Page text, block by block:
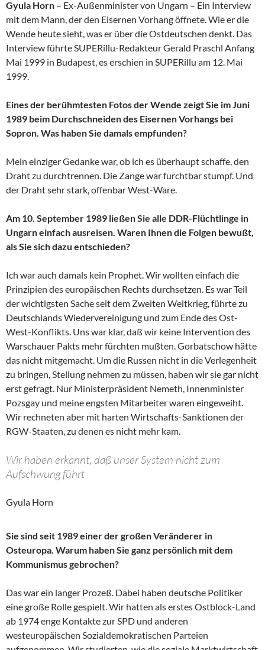
Gyula Horn – Ex-Außenminister von Ungarn – Ein Interview
mit dem Mann, der den Eisernen Vorhang öffnete. Wie er die
Wende heute sieht, was er über die Ostdeutschen denkt. Das
Interview führte SUPERillu-Redakteur Gerald Praschl Anfang
Mai 1999 in Budapest, es erschien in SUPERillu am 12. Mai
1999.
Eines der berühmtesten Fotos der Wende zeigt Sie im Juni
1989 beim Durchschneiden des Eisernen Vorhangs bei
Sopron. Was haben Sie damals empfunden?
Mein einziger Gedanke war, ob ich es überhaupt schaffe, den
Draht zu durchtrennen. Die Zange war furchtbar stumpf. Und
der Draht sehr stark, offenbar West-Ware.
Am 10. September 1989 ließen Sie alle DDR-Flüchtlinge in
Ungarn einfach ausreisen. Waren Ihnen die Folgen bewußt,
als Sie sich dazu entschieden?
Ich war auch damals kein Prophet. Wir wollten einfach die
Prinzipien des europäischen Rechts durchsetzen. Es war Teil
der wichtigsten Sache seit dem Zweiten Weltkrieg, führte zu
Deutschlands Wiedervereinigung und zum Ende des Ost-
West-Konflikts. Uns war klar, daß wir keine Intervention des
Warschauer Pakts mehr fürchten mußten. Gorbatschow hätte
das nicht mitgemacht. Um die Russen nicht in die Verlegenheit
zu bringen, Stellung nehmen zu müssen, haben wir sie gar nicht
erst gefragt. Nur Ministerpräsident Nemeth, Innenminister
Pozsgay und meine engsten Mitarbeiter waren eingeweiht.
Wir rechneten aber mit harten Wirtschafts-Sanktionen der
RGW-Staaten, zu denen es nicht mehr kam.
Wir haben erkannt, daß unser System nicht zum
Aufschwung führt
Gyula Horn
Sie sind seit 1989 einer der großen Veränderer in
Osteuropa. Warum haben Sie ganz persönlich mit dem
Kommunismus gebrochen?
Das war ein langer Prozeß. Dabei haben deutsche Politiker
eine große Rolle gespielt. Wir hatten als erstes Ostblock-Land
ab 1974 enge Kontakte zur SPD und anderen
westeuropäischen Sozialdemokratischen Parteien